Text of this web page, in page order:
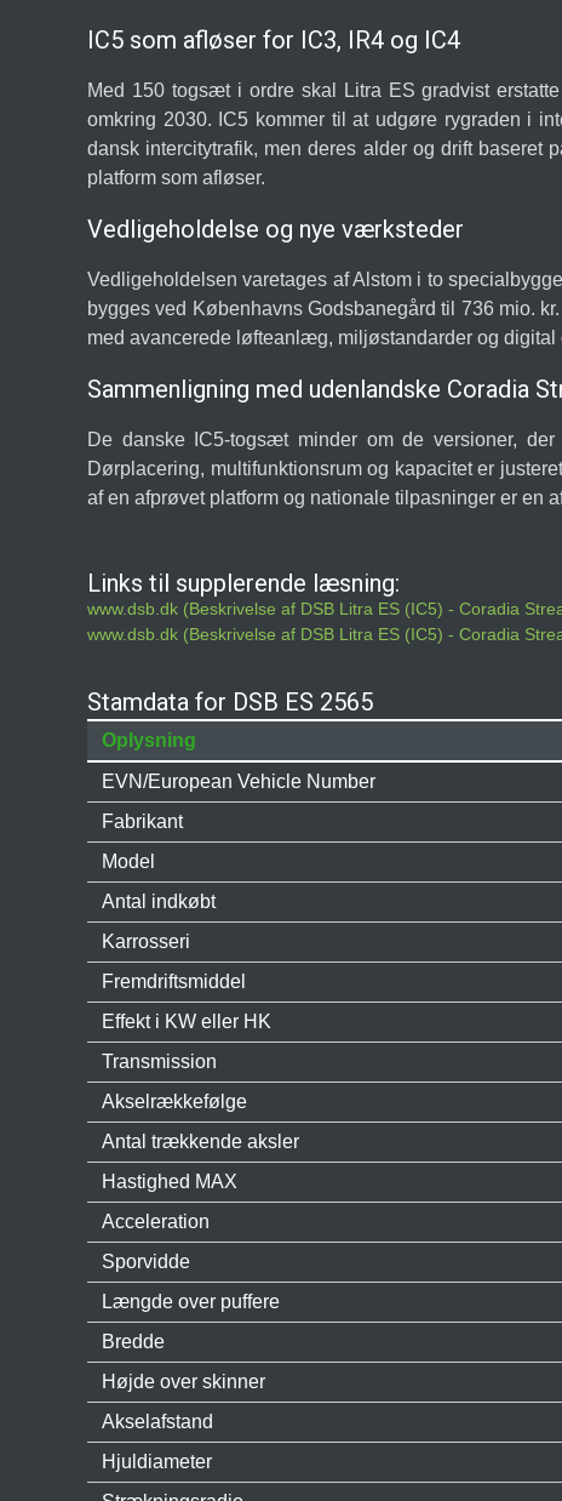
IC5 som afløser for IC3, IR4 og IC4
Med 150 togsæt i ordre skal Litra ES gradvist
omkring 2030. IC5 kommer til at udgøre rygraden i
dansk intercitytrafik, men deres alder og drift baseret
platform som afløser.
Vedligeholdelse og nye værksteder
Vedligeholdelsen varetages af Alstom i to
bygges ved Københavns Godsbanegård til 736 mio.
med avancerede løfteanlæg, miljøstandarder og digital
Sammenligning med udenlandske Coradia
De danske IC5-togsæt minder om de versioner,
Dørplacering, multifunktionsrum og kapacitet er
af en afprøvet platform og nationale tilpasninger er en
Links til supplerende læsning:
www.dsb.dk (Beskrivelse af DSB Litra ES (IC5) - Coradia
www.dsb.dk (Beskrivelse af DSB Litra ES (IC5) - Coradia
Stamdata for DSB ES 2565
Oplysning
EVN/European Vehicle Number
Fabrikant
Model
Antal indkøbt
Karrosseri
Fremdriftsmiddel
Effekt i KW eller HK
Transmission
Akselrækkefølge
Antal trækkende aksler
Hastighed MAX
Acceleration
Sporvidde
Længde over puffere
Bredde
Højde over skinner
Akselafstand
Hjuldiameter